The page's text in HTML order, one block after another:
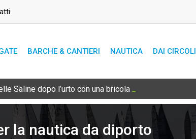
BARCHE & CANTIERI NAUTICA DAI CIRCOLI
Saline dopo l’urto con una bricola sommersa
la nautica da diporto